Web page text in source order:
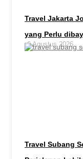
Travel Jakarta
yang Perlu
6 Agustus 2026
Travel Subang